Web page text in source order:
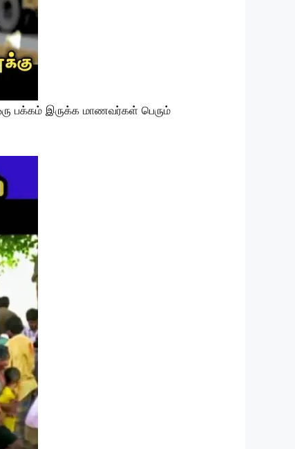
பக்கம் இருக்க மாணவர்கள் பெரும்